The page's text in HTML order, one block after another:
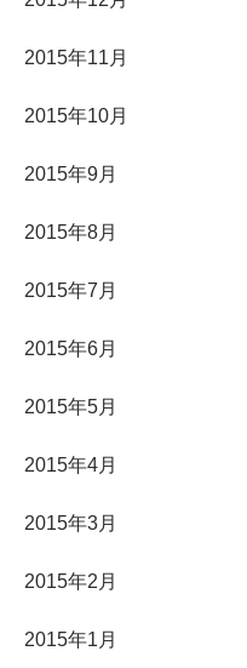
2015年11月
2015年10月
2015年9月
2015年8月
2015年7月
2015年6月
2015年5月
2015年4月
2015年3月
2015年2月
2015年1月